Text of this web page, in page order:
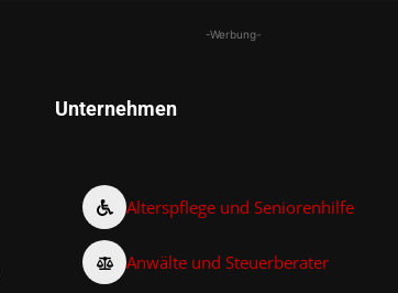
-Werbung-
Unternehmen
Alterspflege und Seniorenhilfe
Anwälte und Steuerberater